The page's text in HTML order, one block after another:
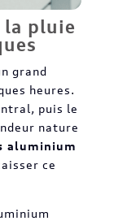
la pluie
grand
heures.
puis le
nature
aluminium
ce